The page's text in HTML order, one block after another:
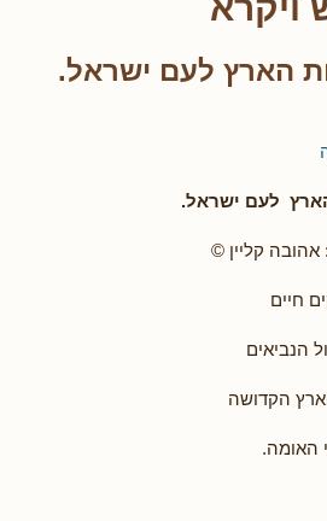
ויקרא
הארץ לעם ישראל.
לעם ישראל.
קליין ©
חיים
הנביאים
הקדושה
האומה.